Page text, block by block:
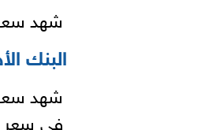
شهد سعر
البنك
شهد سعر